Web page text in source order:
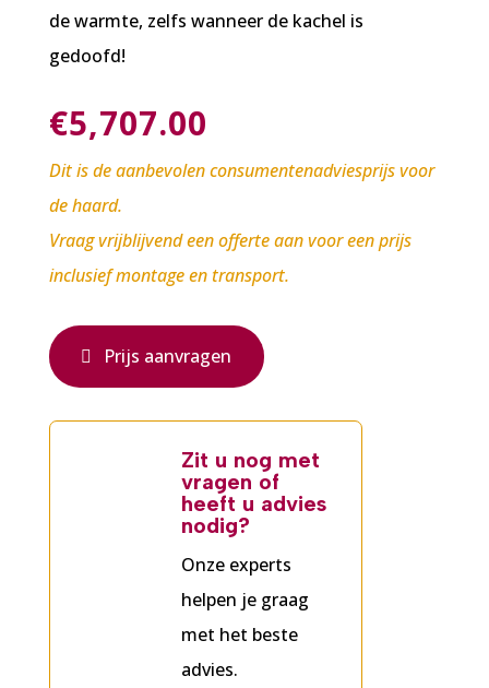
de warmte, zelfs wanneer de kachel is
gedoofd!
€5,707.00
Dit is de aanbevolen consumentenadviesprijs voor
de haard.
Vraag vrijblijvend een offerte aan voor een prijs
inclusief montage en transport.
Prijs aanvragen
Zit u nog met
vragen of
heeft u advies
nodig?
Onze experts
helpen je graag
met het beste
advies.